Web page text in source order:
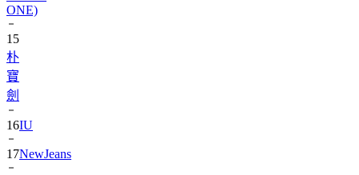
ONE)
15
朴
寶
劍
16IU
17NewJeans